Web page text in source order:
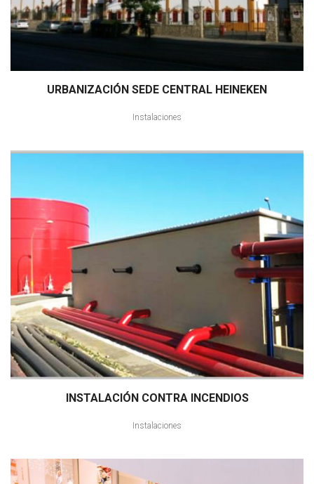
URBANIZACIÓN SEDE CENTRAL HEINEKEN
Instalaciones
INSTALACIÓN CONTRA INCENDIOS
Instalaciones